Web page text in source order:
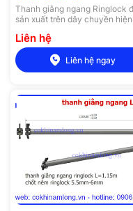
Thanh giằng ngang Ringlock
sản xuất trên dây chuyền hiện
trong hệ thống giàn giáo, đảm
độ cứng cáp, khả năng chịu
ưu.
Liên hệ
Liên hệ ngay